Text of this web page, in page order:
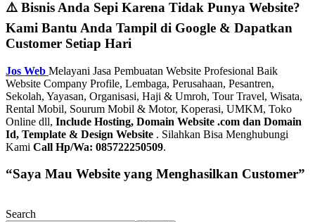
⚠️ Bisnis Anda Sepi Karena Tidak Punya Website?
Kami Bantu Anda Tampil di Google & Dapatkan
Customer Setiap Hari
Jos Web Melayani Jasa Pembuatan Website Profesional Baik
Website Company Profile, Lembaga, Perusahaan, Pesantren,
Sekolah, Yayasan, Organisasi, Haji & Umroh, Tour Travel, Wisata,
Rental Mobil, Sourum Mobil & Motor, Koperasi, UMKM, Toko
Online dll, Include Hosting, Domain Website .com dan Domain
Id, Template & Design Website . Silahkan Bisa Menghubungi
Kami Call Hp/Wa: 085722250509.
“Saya Mau Website yang Menghasilkan Customer”
Search